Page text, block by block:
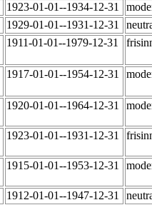
1923-01-01--1934-12-31
1929-01-01--1931-12-31
1911-01-01--1979-12-31
1917-01-01--1954-12-31
1920-01-01--1964-12-31
1923-01-01--1931-12-31
1915-01-01--1953-12-31
1912-01-01--1947-12-31